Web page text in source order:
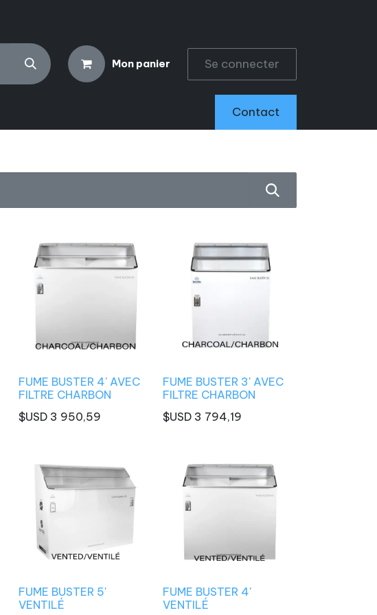
Mon panier Se connecter
Contact
FUME BUSTER 4' AVEC
FILTRE CHARBON
$USD 3 950,59
FUME BUSTER 3' AVEC
FILTRE CHARBON
$USD 3 794,19
FUME BUSTER 5'
VENTILÉ
FUME BUSTER 4'
VENTILÉ